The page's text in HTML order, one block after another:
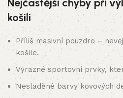
Nejčastější chyby při
košili
Příliš masivní pouzdro –
košile.
Výrazné sportovní prvky,
Nesladěné barvy kovových